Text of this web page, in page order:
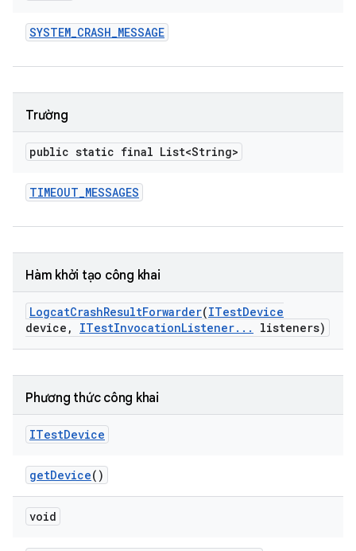
SYSTEM_CRASH_MESSAGE
Trường
public static final List<String>
TIMEOUT_MESSAGES
Hàm khởi tạo công khai
LogcatCrashResultForwarder(ITestDevice
device , ITestInvocationListener. . . listeners)
Phương thức công khai
ITestDevice
getDevice()
void